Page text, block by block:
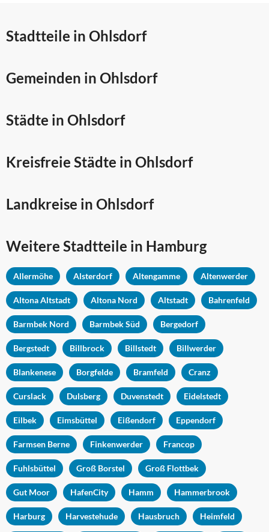
Stadtteile in Ohlsdorf
Gemeinden in Ohlsdorf
Städte in Ohlsdorf
Kreisfreie Städte in Ohlsdorf
Landkreise in Ohlsdorf
Weitere Stadtteile in Hamburg
Allermöhe Alsterdorf Altengamme Altenwerder
Altona Altstadt Altona Nord Altstadt Bahrenfeld
Barmbek Nord Barmbek Süd Bergedorf
Bergstedt Billbrock Billstedt Billwerder
Blankenese Borgfelde Bramfeld Cranz
Curslack Dulsberg Duvenstedt Eidelstedt
Eilbek Eimsbüttel Eißendorf Eppendorf
Farmsen Berne Finkenwerder Francop
Fuhlsbüttel Groß Borstel Groß Flottbek
Gut Moor HafenCity Hamm Hammerbrook
Harburg Harvestehude Hausbruch Heimfeld